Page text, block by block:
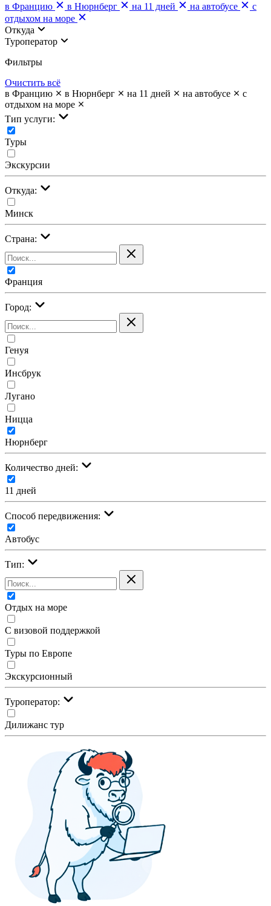
в Францию
в Нюрнберг на 11 дней на автобусе
с
отдыхом на море
Откуда
Туроператор
Фильтры
Очистить всё
в Францию
в Нюрнберг на 11 дней на автобусе
с
отдыхом на море
Тип услуги:
Туры
Экскурсии
Откуда:
Минск
Страна:
Франция
Город:
Генуя
Инсбрук
Лугано
Ницца
Нюрнберг
Количество дней:
11 дней
Cпособ передвижения:
Автобус
Тип:
Отдых на море
С визовой поддержкой
Туры по Европе
Экскурсионный
Туроператор:
Дилижанс тур